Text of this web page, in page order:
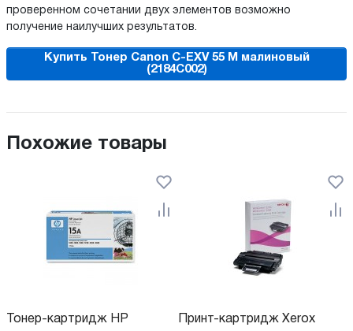
проверенном сочетании двух элементов возможно
получение наилучших результатов.
Купить Тонер Canon C-EXV 55 M малиновый
(2184C002)
Похожие товары
Тонер-картридж HP
Принт-картридж Xerox